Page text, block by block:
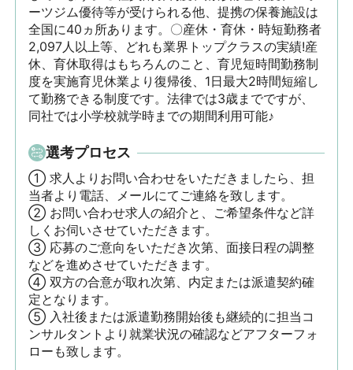
ーツジム優待等が受けられる他、提携の保養施設は
全国に40ヵ所あります。〇産休・育休・時短勤務者
2,097人以上等、どれも業界トップクラスの実績!産
休、育休取得はもちろんのこと、育児短時間勤務制
度を実施育児休業より復帰後、1日最大2時間短縮し
て勤務できる制度です。法律では3歳までですが、
同社では小学校就学時までの期間利用可能♪
選考プロセス
① 求人よりお問い合わせをいただきましたら、担
当者より電話、メールにてご連絡を致します。
② お問い合わせ求人の紹介と、ご希望条件など詳
しくお伺いさせていただきます。
③ 応募のご意向をいただき次第、面接日程の調整
などを進めさせていただきます。
④ 双方の合意が取れ次第、内定または派遣契約確
定となります。
⑤ 入社後または派遣勤務開始後も継続的に担当コ
ンサルタントより就業状況の確認などアフターフォ
ローも致します。